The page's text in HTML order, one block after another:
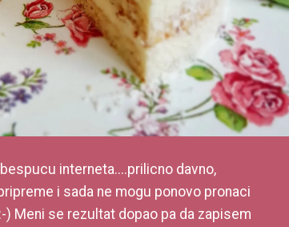
interneta....prilicno davno,
i sada ne mogu ponovo pronaci
Meni se rezultat dopao pa da zapisem